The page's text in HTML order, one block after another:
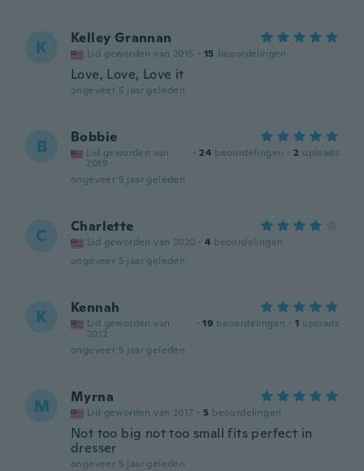
K Kelley Grannan
Lid geworden van 2015 · 15 beoordelingen
Love, Love, Love it
ongeveer 5 jaar geleden
B Bobbie
Lid geworden van
2019
· 24 beoordelingen · 2 uploads
ongeveer 5 jaar geleden
C Charlette
Lid geworden van 2020 · 4 beoordelingen
ongeveer 5 jaar geleden
K Kennah
Lid geworden van
2012
· 19 beoordelingen · 1 uploads
ongeveer 5 jaar geleden
M Myrna
Lid geworden van 2017 · 5 beoordelingen
Not too big not too small fits perfect in
dresser
ongeveer 5 jaar geleden